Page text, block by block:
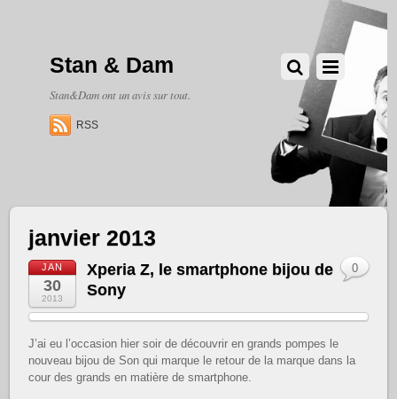
Stan & Dam
Stan&Dam ont un avis sur tout.
RSS
janvier 2013
JAN
30
2013
Xperia Z, le smartphone bijou de
Sony
J’ai eu l’occasion hier soir de découvrir en grands pompes le
nouveau bijou de Son qui marque le retour de la marque dans la
cour des grands en matière de smartphone.
0